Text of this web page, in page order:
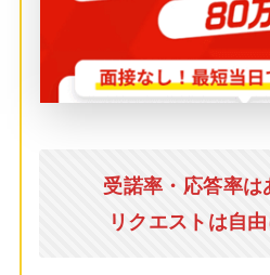
受諾率・応答率は
リクエストは自